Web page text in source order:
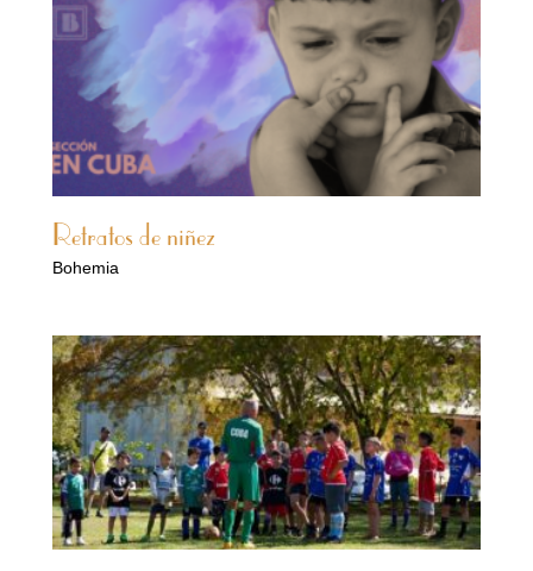
Retratos de niñez
Bohemia